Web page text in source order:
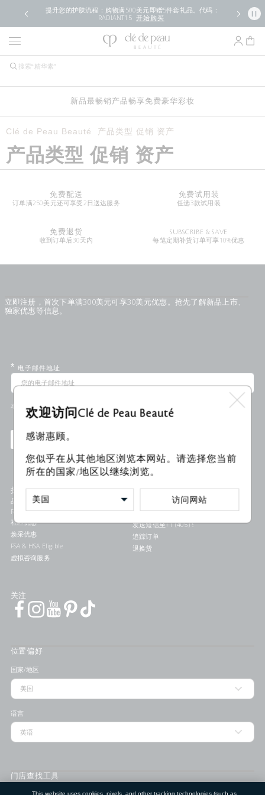
提升您的护肤流程：购物满500美元即赠5件套礼品。代码：
RADIANT15 开始购买
新品最畅销产品畅享免费豪华彩妆
Clé de Peau Beauté 产品类型 促销 资产
产品类型 促销 资产
免费配送
订单满250美元还可享受2日送达服务
免费试用装
任选3款试用装
免费退货
收到订单后30天内
SUBSCRIBE & SAVE
每笔定期补货订单可享10%优惠
立即注册，首次下单满300美元可享30美元优惠。抢先了解新品上市、
独家优惠等信息。
* 电子邮件地址
本网站受reCAPTCHA保护，并适用Google
注册
探索
品牌故事
Refer a Friend
社区优惠
焕采优惠
FSA & HSA Eligible
虚拟咨询服务
帮助
立即咨询
发送短信至+1 (405) 578-7046联系我们
追踪订单
退换货
关注
位置偏好
国家/地区
语言
门店查找工具
This website uses cookies, pixels, and other tracking technologies (such as
欢迎访问Clé de Peau Beauté
感谢惠顾。
您似乎在从其他地区浏览本网站。请选择您当前
所在的国家/地区以继续浏览。
访问网站